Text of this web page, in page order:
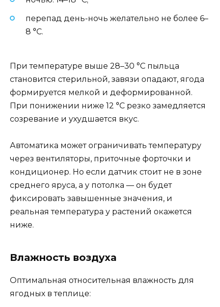
перепад день-ночь желательно не более 6–
8 °C.
При температуре выше 28–30 °C пыльца
становится стерильной, завязи опадают, ягода
формируется мелкой и деформированной.
При понижении ниже 12 °C резко замедляется
созревание и ухудшается вкус.
Автоматика может ограничивать температуру
через вентиляторы, приточные форточки и
кондиционер. Но если датчик стоит не в зоне
среднего яруса, а у потолка — он будет
фиксировать завышенные значения, и
реальная температура у растений окажется
ниже.
Влажность воздуха
Оптимальная относительная влажность для
ягодных в теплице: